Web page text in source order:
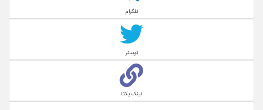
تلگرام
توییتر
لینک یکتا